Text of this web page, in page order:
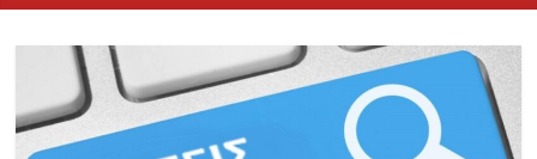
Αθηνών
Ανώτατη
Εκκλησιαστική